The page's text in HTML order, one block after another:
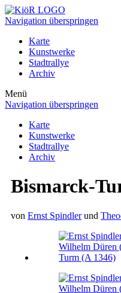
Navigation überspringen
Karte
Kunstwerke
Stadtrallye
Archiv
Menü
Navigation überspringen
Karte
Kunstwerke
Stadtrallye
Archiv
Bismarck-
von Ernst Spindlerund